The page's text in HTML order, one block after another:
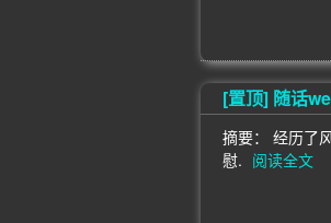
[置顶]随话
摘要： 经历了
慰. 阅读全文